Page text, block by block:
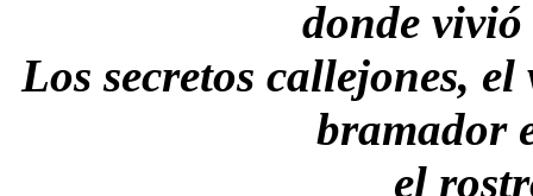
donde
Los secretos callejones,
bramador
el